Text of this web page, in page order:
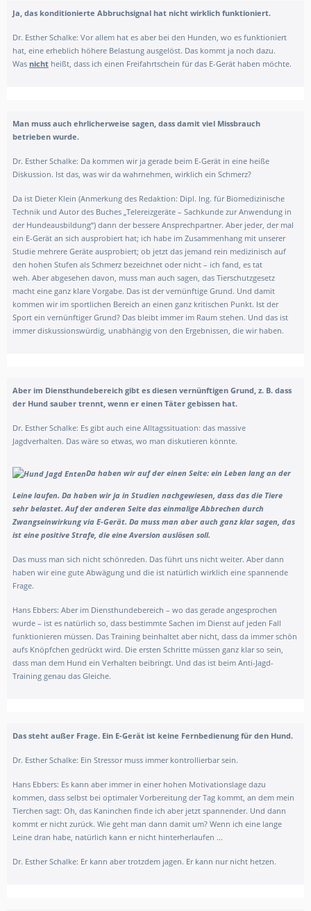
Ja, das konditionierte Abbruchsignal hat nicht wirklich funktioniert.
Dr. Esther Schalke: Vor allem hat es aber bei den Hunden, wo es funktioniert
hat, eine erheblich höhere Belastung ausgelöst. Das kommt ja noch dazu.
Was nicht heißt, dass ich einen Freifahrtschein für das E-Gerät haben möchte.
Man muss auch ehrlicherweise sagen, dass damit viel Missbrauch
betrieben wurde.
Dr. Esther Schalke: Da kommen wir ja gerade beim E-Gerät in eine heiße
Diskussion. Ist das, was wir da wahrnehmen, wirklich ein Schmerz?
Da ist Dieter Klein (Anmerkung des Redaktion: Dipl. Ing. für Biomedizinische
Technik und Autor des Buches „Telereizgeräte – Sachkunde zur Anwendung in
der Hundeausbildung“) dann der bessere Ansprechpartner. Aber jeder, der mal
ein E-Gerät an sich ausprobiert hat; ich habe im Zusammenhang mit unserer
Studie mehrere Geräte ausprobiert; ob jetzt das jemand rein medizinisch auf
den hohen Stufen als Schmerz bezeichnet oder nicht – ich fand, es tat
weh. Aber abgesehen davon, muss man auch sagen, das Tierschutzgesetz
macht eine ganz klare Vorgabe. Das ist der vernünftige Grund. Und damit
kommen wir im sportlichen Bereich an einen ganz kritischen Punkt. Ist der
Sport ein vernünftiger Grund? Das bleibt immer im Raum stehen. Und das ist
immer diskussionswürdig, unabhängig von den Ergebnissen, die wir haben.
Aber im Diensthundebereich gibt es diesen vernünftigen Grund, z. B. dass
der Hund sauber trennt, wenn er einen Täter gebissen hat.
Dr. Esther Schalke: Es gibt auch eine Alltagssituation: das massive
Jagdverhalten. Das wäre so etwas, wo man diskutieren könnte.
Da haben wir auf der einen Seite: ein Leben lang an der
Leine laufen. Da haben wir ja in Studien nachgewiesen, dass das die Tiere
sehr belastet. Auf der anderen Seite das einmalige Abbrechen durch
Zwangseinwirkung via E-Gerät. Da muss man aber auch ganz klar sagen, das
ist eine positive Strafe, die eine Aversion auslösen soll.
Das muss man sich nicht schönreden. Das führt uns nicht weiter. Aber dann
haben wir eine gute Abwägung und die ist natürlich wirklich eine spannende
Frage.
Hans Ebbers: Aber im Diensthundebereich – wo das gerade angesprochen
wurde – ist es natürlich so, dass bestimmte Sachen im Dienst auf jeden Fall
funktionieren müssen. Das Training beinhaltet aber nicht, dass da immer schön
aufs Knöpfchen gedrückt wird. Die ersten Schritte müssen ganz klar so sein,
dass man dem Hund ein Verhalten beibringt. Und das ist beim Anti-Jagd-
Training genau das Gleiche.
Das steht außer Frage. Ein E-Gerät ist keine Fernbedienung für den Hund.
Dr. Esther Schalke: Ein Stressor muss immer kontrollierbar sein.
Hans Ebbers: Es kann aber immer in einer hohen Motivationslage dazu
kommen, dass selbst bei optimaler Vorbereitung der Tag kommt, an dem mein
Tierchen sagt: Oh, das Kaninchen finde ich aber jetzt spannender. Und dann
kommt er nicht zurück. Wie geht man dann damit um? Wenn ich eine lange
Leine dran habe, natürlich kann er nicht hinterherlaufen ...
Dr. Esther Schalke: Er kann aber trotzdem jagen. Er kann nur nicht hetzen.